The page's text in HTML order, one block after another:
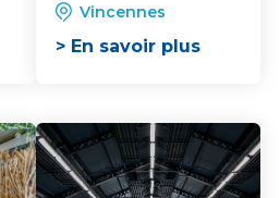
Vincennes
> En savoir plus